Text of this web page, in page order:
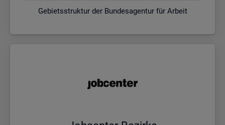
Gebietsstruktur der Bundesagentur für Arbeit